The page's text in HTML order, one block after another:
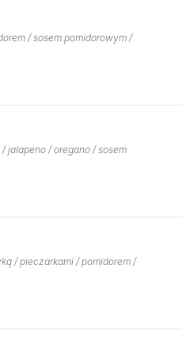
/ sosem pomidorowym /
jalapeno / oregano / sosem
/ pieczarkami / pomidorem /